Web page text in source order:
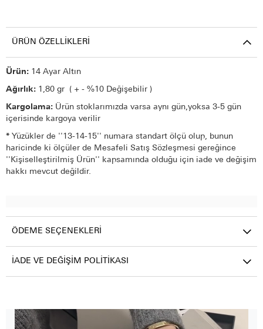
ÜRÜN ÖZELLIKLERI
Ürün: 14 Ayar Altın
Ağırlık: 1,80 gr ( + - %10 Değişebilir )
Kargolama: Ürün stoklarımızda varsa aynı gün,yoksa 3-5 gün
içerisinde kargoya verilir
* Yüzükler de ''13-14-15'' numara standart ölçü olup, bunun
haricinde ki ölçüler de Mesafeli Satış Sözleşmesi gereğince
''Kişiselleştirilmiş Ürün'' kapsamında olduğu için iade ve değişim
hakkı mevcut değildir.
ÖDEME SEÇENEKLERI
İADE VE DEĞIŞIM POLITIKASI